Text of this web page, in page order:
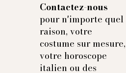
Contactez-nous
pour n'importe quel
raison, votre
costume sur mesure,
votre horoscope
italien ou des